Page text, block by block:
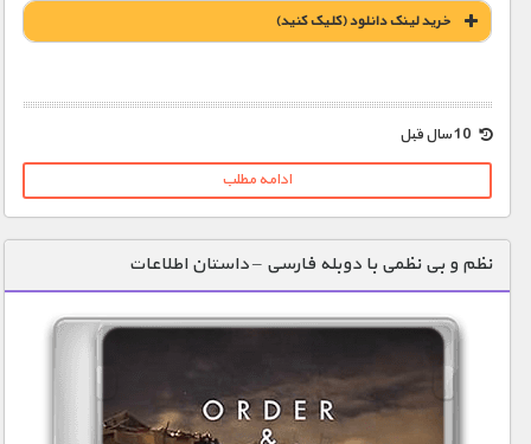
خريد لينک دانلود (کليک کنيد)
1900 تومان – خريد لينک دانلود (افزودن به سبد خريد)
ادامه مطلب
نظم و بی نظمی با دوبله فارسی – داستان اطلاعات